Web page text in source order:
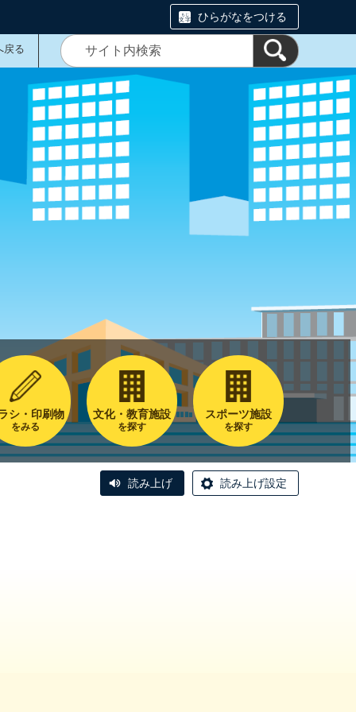
ひらがなをつける
戻る
シ・印刷物
をみる
文化・教育施設
を探す
スポーツ施設
を探す
読み上げ 読み上げ設定